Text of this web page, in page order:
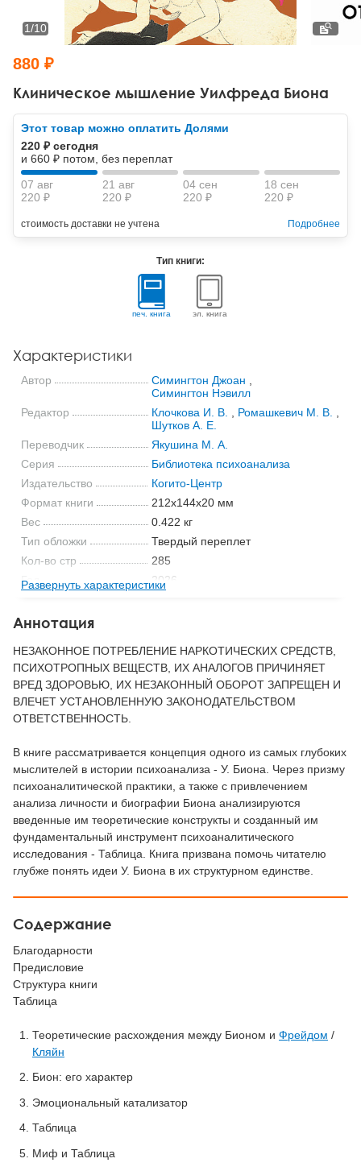
Тревожные расстройства, панические атаки
Психодрама
Другие направления психотерапии
Классический, эриксоновский гипноз и НЛП
НЛП
Психология труда и эргономика
Социальная психология
Социальная и организационная психология
Классический и юнгианский психоанализ
Клиническое мышление Уилфреда Биона
1/10
880 ₽
Этот товар можно оплатить Долями
220 ₽ сегодня
и 660 ₽ потом, без переплат
07 авг
220 ₽
21 авг
220 ₽
04 сен
220 ₽
18 сен
220 ₽
стоимость доставки не учтена Подробнее
Тип книги:
печ. книга эл. книга
Характеристики
Автор Симингтон Джоан
Симингтон Нэвилл
Редактор
Клочкова И. В. Ромашкевич М. В.
Шутков А. Е.
Переводчик
Якушина М. А.
Серия
Библиотека психоанализа
Издательство
Когито-Центр
Формат книги
212x144x20 мм
Вес
0.422 кг
Тип обложки
Твердый переплет
Кол-во стр
285
Год
2026
Код
Развернуть характеристики
Аннотация
НЕЗАКОННОЕ ПОТРЕБЛЕНИЕ НАРКОТИЧЕСКИХ СРЕДСТВ,
ПСИХОТРОПНЫХ ВЕЩЕСТВ, ИХ АНАЛОГОВ ПРИЧИНЯЕТ
ВРЕД ЗДОРОВЬЮ, ИХ НЕЗАКОННЫЙ ОБОРОТ ЗАПРЕЩЕН И
ВЛЕЧЕТ УСТАНОВЛЕННУЮ ЗАКОНОДАТЕЛЬСТВОМ
ОТВЕТСТВЕННОСТЬ.
В книге рассматривается концепция одного из самых глубоких
мыслителей в истории психоанализа - У. Биона. Через призму
психоаналитической практики, а также с привлечением
анализа личности и биографии Биона анализируются
введенные им теоретические конструкты и созданный им
фундаментальный инструмент психоаналитического
исследования - Таблица. Книга призвана помочь читателю
глубже понять идеи У. Биона в их структурном единстве.
Содержание
Благодарности
Предисловие
Структура книги
Таблица
Теоретические расхождения между Бионом и Фрейдом /
Кляйн
Бион: его характер
Эмоциональный катализатор
Таблица
Миф и Таблица